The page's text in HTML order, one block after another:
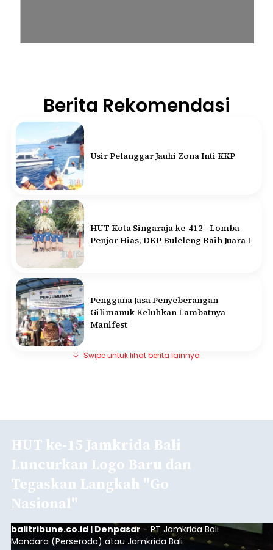
Berita Rekomendasi
Usir Pelanggar Jauhi Zona Inti KKP
HUT Kota Singaraja ke-412 - Lomba
Penjor Hias, DKP Buleleng Raih Juara I
Pengguna Jasa Penyeberangan
Gilimanuk Keluhkan Lambatnya
Manifest
Swipe untuk lihat berita lainnya
HUT ke-15 Jamkrida Bali
Luncurkan Logo Baru dan
Tegaskan Langkah "Go
Nasional"
balitribune.co.id | Denpasar - PT Jamkrida Bali
Mandara (Perseroda) atau Jamkrida Bali